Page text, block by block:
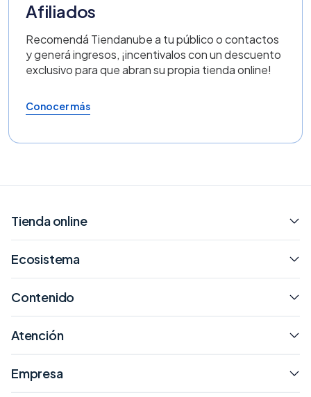
Afiliados
Recomendá Tiendanube a tu público o contactos
y generá ingresos, ¡incentivalos con un descuento
exclusivo para que abran su propia tienda online!
Conocer más
Tienda online
Ecosistema
Contenido
Atención
Empresa